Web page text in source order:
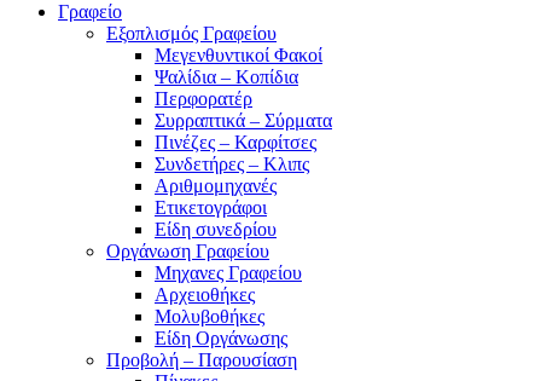
Γραφείο
Εξοπλισμός Γραφείου
Μεγενθυντικοί Φακοί
Ψαλίδια – Κοπίδια
Περφορατέρ
Συρραπτικά – Σύρματα
Πινέζες – Καρφίτσες
Συνδετήρες – Κλιπς
Αριθμομηχανές
Ετικετογράφοι
Είδη συνεδρίου
Οργάνωση Γραφείου
Μηχανες Γραφείου
Αρχειοθήκες
Μολυβοθήκες
Είδη Οργάνωσης
Προβολή – Παρουσίαση